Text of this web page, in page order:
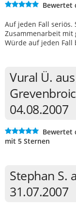
Bewertet
Auf jeden Fall seriös.
Zusammenarbeit mit
Würde auf jeden
Vural Ü. aus
04.08.2007
Bewertet
mit 5 Sternen
Stephan S.
31.07.2007